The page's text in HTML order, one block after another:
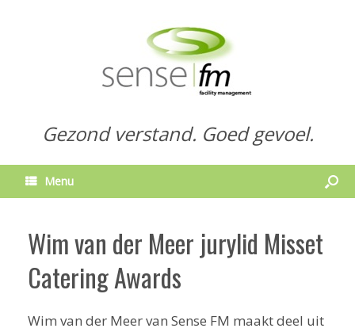
Gezond verstand. Goed gevoel.
Menu
Wim van der Meer jurylid Misset
Catering Awards
Wim van der Meer van Sense FM maakt deel uit